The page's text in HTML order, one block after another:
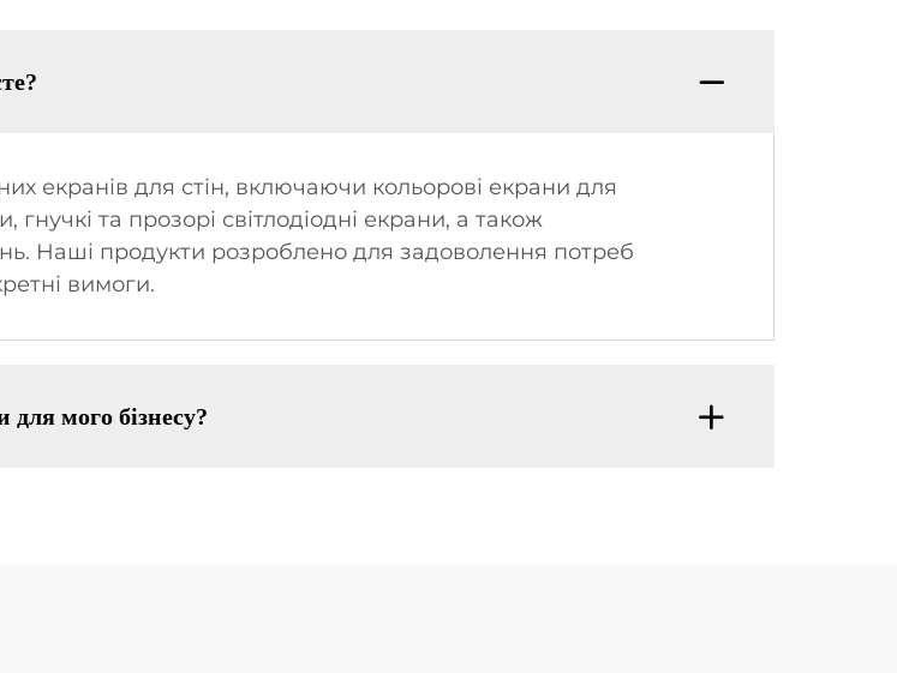
екранів для стін, включаючи кольорові екрани для
гнучкі та прозорі світлодіодні екрани, а також
Наші продукти розроблено для задоволення потреб
вимоги.
мого бізнесу?